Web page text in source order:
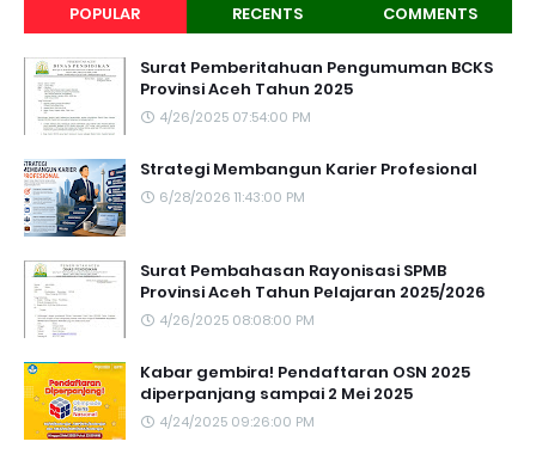
POPULAR RECENTS COMMENTS
Surat Pemberitahuan Pengumuman BCKS
Provinsi Aceh Tahun 2025
4/26/2025 07:54:00 PM
Strategi Membangun Karier Profesional
6/28/2026 11:43:00 PM
Surat Pembahasan Rayonisasi SPMB
Provinsi Aceh Tahun Pelajaran 2025/2026
4/26/2025 08:08:00 PM
Kabar gembira! Pendaftaran OSN 2025
diperpanjang sampai 2 Mei 2025
4/24/2025 09:26:00 PM